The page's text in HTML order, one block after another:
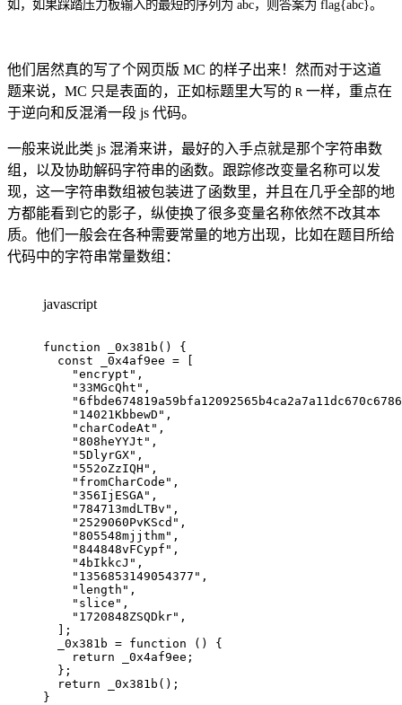
如，如果踩踏压力板输入的最短的序列为 abc，则答案为 flag{abc}。
他们居然真的写了个网页版 MC 的样子出来！然而对于这道
题来说，MC 只是表面的，正如标题里大写的 R 一样，重点在
于逆向和反混淆一段 js 代码。
一般来说此类 js 混淆来讲，最好的入手点就是那个字符串数
组，以及协助解码字符串的函数。跟踪修改变量名称可以发
现，这一字符串数组被包装进了函数里，并且在几乎全部的地
方都能看到它的影子，纵使换了很多变量名称依然不改其本
质。他们一般会在各种需要常量的地方出现，比如在题目所给
代码中的字符串常量数组：
javascript
function _0x381b ( )
{
const _0x4af9ee =
"encrypt" ,
"33MGcQht" ,
"14021KbbewD" ,
"charCodeAt" ,
"808heYYJt" ,
"5DlyrGX" ,
"552oZzIQH" ,
"fromCharCode" ,
"356IjESGA" ,
"784713mdLTBv" ,
"2529060PvKScd" ,
"805548mjjthm" ,
"844848vFCypf" ,
"4bIkkcJ" ,
"1356853149054377" ,
"length" ,
"slice" ,
"1720848ZSQDkr" ,
;
_0x381b = function ( )
{
return _0x4af9ee ;
} ;
return
_0x381b ( ) ;
}